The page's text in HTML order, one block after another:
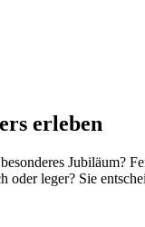
erleben
Jubiläum?
oder leger? Sie